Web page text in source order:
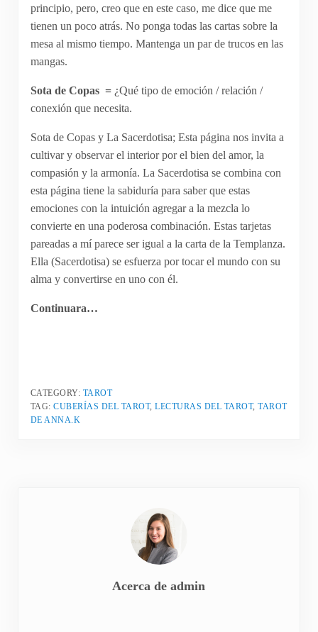
principio, pero, creo que en este caso, me dice que me
tienen un poco atrás. No ponga todas las cartas sobre la
mesa al mismo tiempo. Mantenga un par de trucos en las
mangas.
Sota de Copas =¿Qué tipo de emoción / relación /
conexión que necesita.
Sota de Copas y La Sacerdotisa; Esta página nos invita a
cultivar y observar el interior por el bien del amor, la
compasión y la armonía. La Sacerdotisa se combina con
esta página tiene la sabiduría para saber que estas
emociones con la intuición agregar a la mezcla lo
convierte en una poderosa combinación. Estas tarjetas
pareadas a mí parece ser igual a la carta de la Templanza.
Ella (Sacerdotisa) se esfuerza por tocar el mundo con su
alma y convertirse en uno con él.
Continuara…
CATEGORY: TAROT
TAG:CUBERÍAS DEL TAROT,LECTURAS DEL TAROT,TAROT
DE ANNA.K
Acerca deadmin